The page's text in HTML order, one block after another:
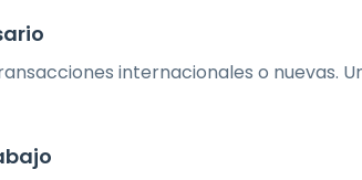
internacionales o nuevas.